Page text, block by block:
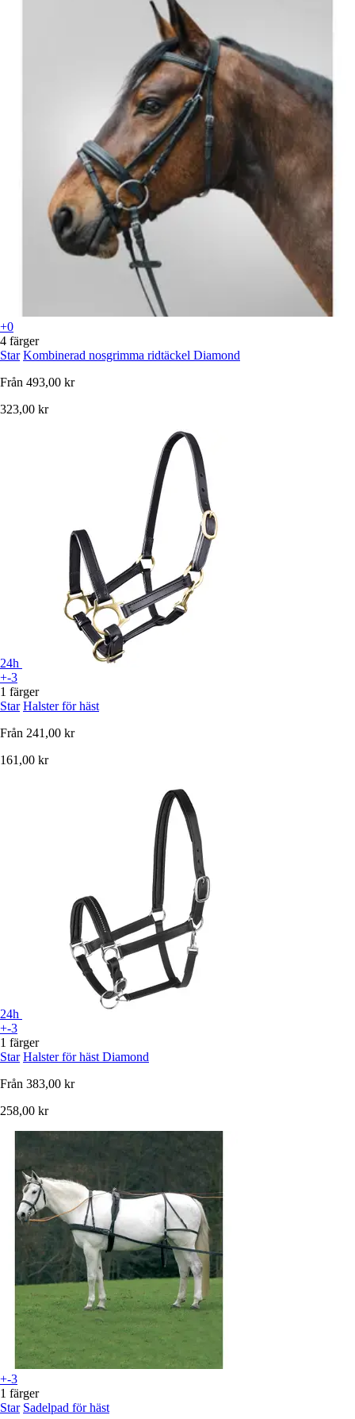
+0
4 färger
Star Kombinerad nosgrimma ridtäckel Diamond
Från 493,00 kr
323,00 kr
24h
+-3
1 färger
Star Halster för häst
Från 241,00 kr
161,00 kr
24h
+-3
1 färger
Star Halster för häst Diamond
Från 383,00 kr
258,00 kr
+-3
1 färger
Star Sadelpad för häst